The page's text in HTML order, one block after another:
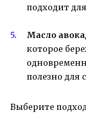
подходит
Масло
которое
полезно для
Выберите